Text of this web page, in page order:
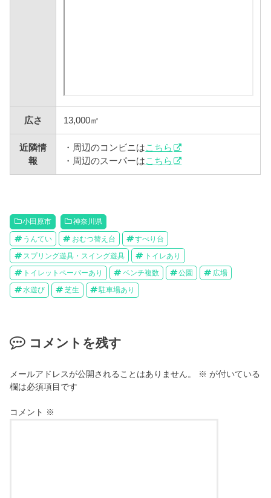
広さ 13,000㎡
近隣情
報
・周辺のコンビニはこちら
・周辺のスーパーはこちら
小田原市 神奈川県
うんてい おむつ替え台 すべり台
スプリング遊具・スイング遊具 トイレあり
トイレットペーパーあり ベンチ複数 公園 広場
水遊び 芝生 駐車場あり
コメントを残す
メールアドレスが公開されることはありません。 ※ が付いている
欄は必須項目です
コメント ※